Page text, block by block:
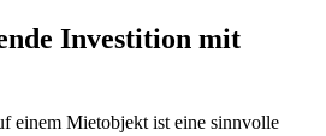
Investition mit
einem Mietobjekt ist eine sinnvolle